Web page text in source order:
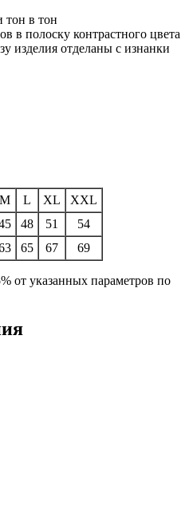
тон в тон
в полоску контрастного цвета
изделия отделаны с изнанки
M L XL
XXL
48 51
54
65 67 69
от указанных параметров по